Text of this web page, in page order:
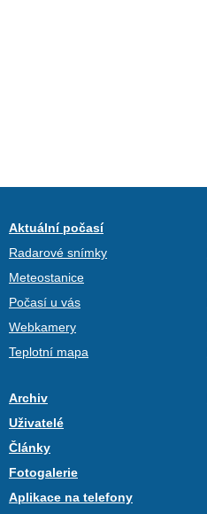
Aktuální počasí
Radarové snímky
Meteostanice
Počasí u vás
Webkamery
Teplotní mapa
Archiv
Uživatelé
Články
Fotogalerie
Aplikace na telefony